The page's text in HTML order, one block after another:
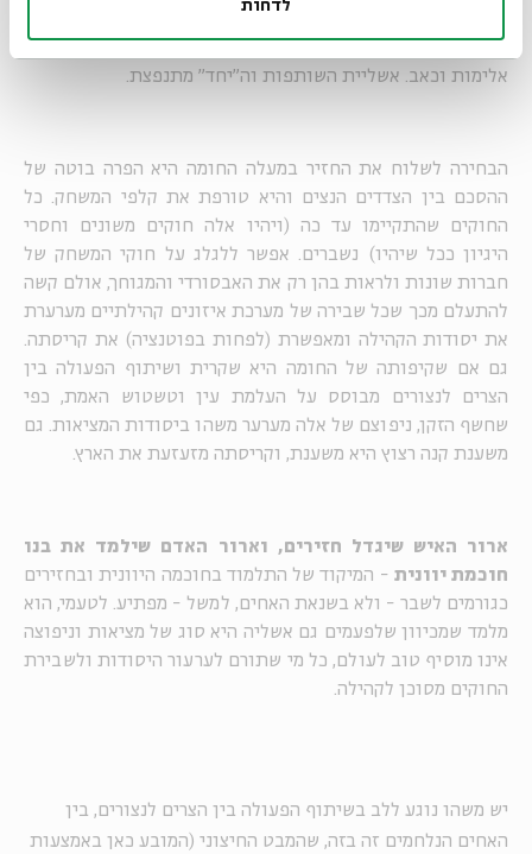
לדחות
אלימות וכאב. אשליית השותפות וה"יחד" מתנפצת.
הבחירה לשלוח את החזיר במעלה החומה היא הפרה בוטה של
ההסכם בין הצדדים הנצים והיא טורפת את קלפי המשחק. כל
החוקים שהתקיימו עד כה (ויהיו אלה חוקים משונים וחסרי
היגיון ככל שיהיו) נשברים. אפשר ללגלג על חוקי המשחק של
חברות שונות ולראות בהן רק את האבסורדי והמגוחך, אולם קשה
להתעלם מכך שכל שבירה של מערכת איזונים קהילתיים מערערת
את יסודות הקהילה ומאפשרת (לפחות בפוטנציה) את קריסתה.
גם אם שקיפותה של החומה היא שקרית ושיתוף הפעולה בין
הצרים לנצורים מבוסס על העלמת עין וטשטוש האמת, כפי
שחשף הזקן, ניפוצם של אלה מערער משהו ביסודות המציאות. גם
משענת קנה רצוץ היא משענת, וקריסתה מזעזעת את הארץ.
ארור האיש שיגדל חזירים, וארור האדם שילמד את בנו
חוכמת יוונית - המיקוד של התלמוד בחוכמה היוונית ובחזירים
כגורמים לשבר - ולא בשנאת האחים, למשל - מפתיע. לטעמי, הוא
מלמד שמכיוון שלפעמים גם אשליה היא סוג של מציאות וניפוצה
אינו מוסיף טוב לעולם, כל מי שתורם לערעור היסודות ולשבירת
החוקים מסוכן לקהילה.
יש משהו נוגע ללב בשיתוף הפעולה בין הצרים לנצורים, בין
האחים הנלחמים זה בזה, שהמבט החיצוני (המובע כאן באמצעות